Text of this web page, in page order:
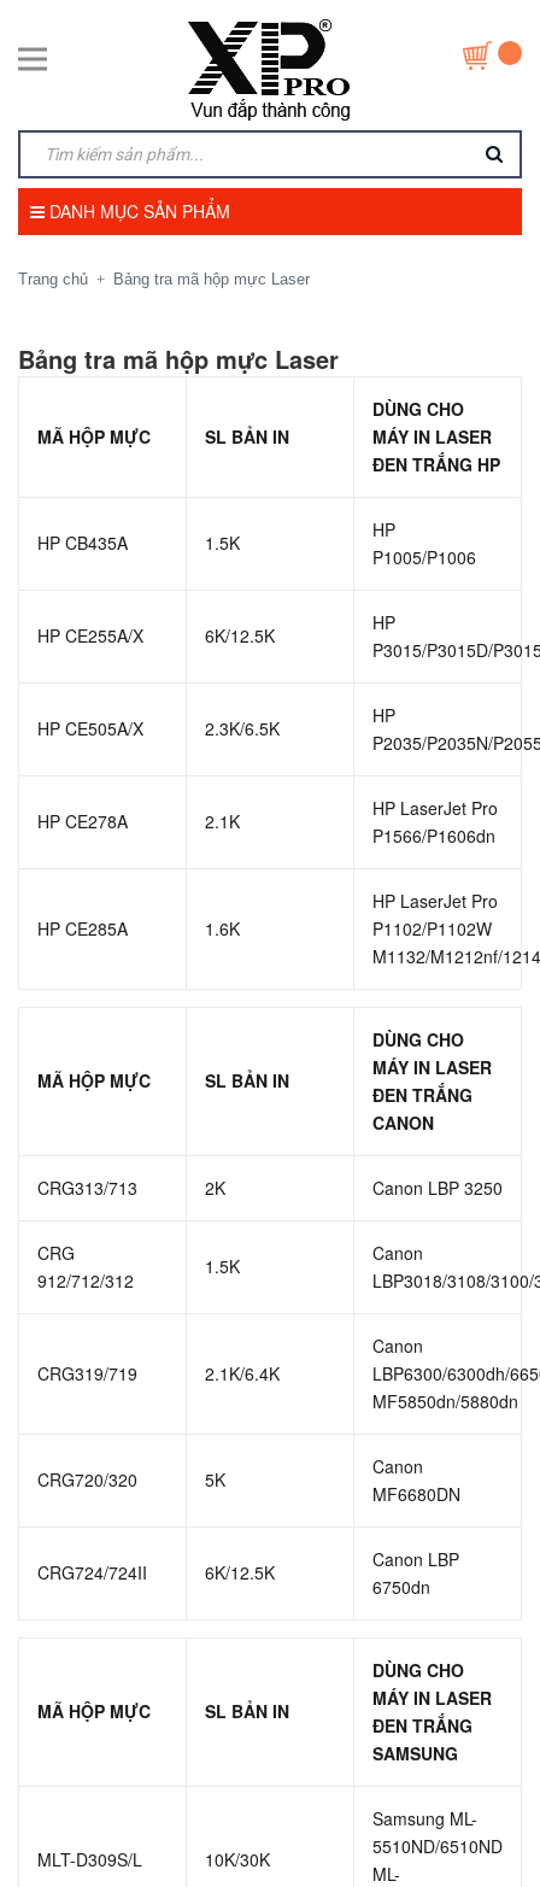
DANH MỤC SẢN PHẨM
Trang chủ + Bảng tra mã hộp mực Laser
Bảng tra mã hộp mực Laser
MÃ HỘP MỰC SL BẢN IN
DÙNG CHO
MÁY IN LASER
ĐEN TRẮNG HP
HP CB435A 1.5K
HP
P1005/P1006
HP CE255A/X 6K/12.5K
HP
P3015/P3015D/
HP CE505A/X 2.3K/6.5K
HP
P2035/P2035N/
HP CE278A 2.1K
HP LaserJet Pro
P1566/P1606dn
HP CE285A 1.6K
HP LaserJet Pro
P1102/P1102W
M1132/M1212nf/
MÃ HỘP MỰC SL BẢN IN
DÙNG CHO
MÁY IN LASER
ĐEN TRẮNG
CANON
CRG313/713 2K Canon LBP 3250
CRG
912/712/312
1.5K
Canon
LBP3018/3108/
CRG319/719 2.1K/6.4K
Canon
LBP6300/6300dh/
MF5850dn/5880dn
CRG720/320 5K
Canon
MF6680DN
CRG724/724II 6K/12.5K
Canon LBP
6750dn
MÃ HỘP MỰC SL BẢN IN
DÙNG CHO
MÁY IN LASER
ĐEN TRẮNG
SAMSUNG
MLT-D309S/L 10K/30K
Samsung ML-
5510ND/6510ND
ML-